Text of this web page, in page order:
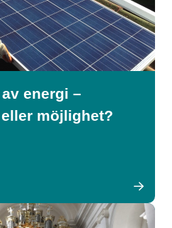
energi –
möjlighet?